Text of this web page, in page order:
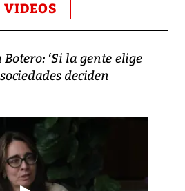
VIDEOS
‘Si la gente elige
deciden